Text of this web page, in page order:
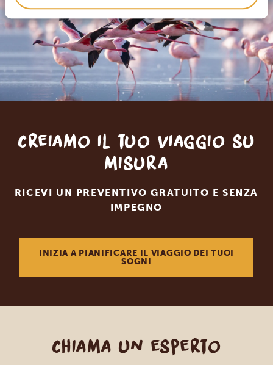
Creiamo il tuo viaggio su
misura
RICEVI UN PREVENTIVO GRATUITO E SENZA
IMPEGNO
INIZIA A PIANIFICARE IL VIAGGIO DEI TUOI
SOGNI
Chiama un esperto